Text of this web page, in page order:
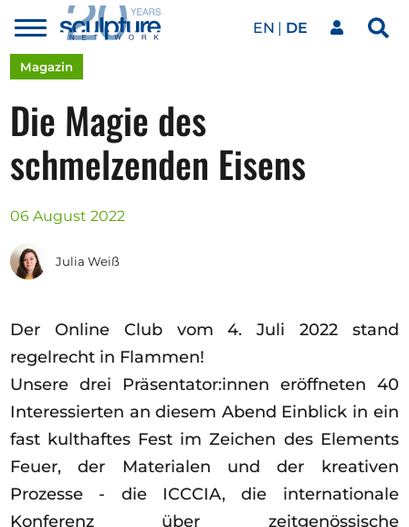
Skip to main content
Toggle
menu
EN DE
Unser Netzwerk
Kunstwerke
Unsere Events
Kunstkalender
Magazin
Ausschreibungen
Magazin
Die Magie des
schmelzenden Eisens
06 August 2022
Julia Weiß
Der Online Club vom 4. Juli 2022 stand
regelrecht in Flammen!
Unsere drei Präsentator:innen eröffneten 40
Interessierten an diesem Abend Einblick in ein
fast kulthaftes Fest im Zeichen des Elements
Feuer, der Materialen und der kreativen
Prozesse - die ICCCIA, die internationale
Konferenz über zeitgenössische